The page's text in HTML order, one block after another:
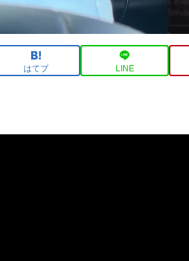
はてブ LINE